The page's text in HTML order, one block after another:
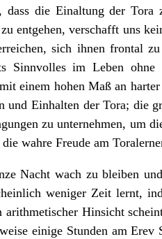
dass die Einaltung der
entgehen, verschafft uns
sich ihnen frontal
Sinnvolles im Leben
einem hohen Maß an
Einhalten der Tora; die
zu unternehmen, um
wahre Freude am
Nacht wach zu bleiben
weniger Zeit lernt,
Hinsicht
einige Stunden am